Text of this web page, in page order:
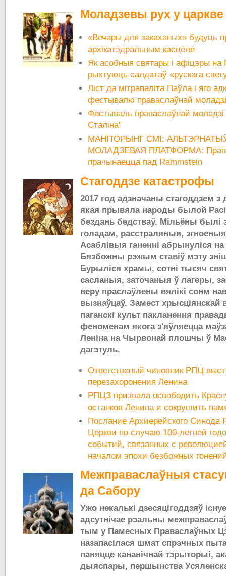
Моладзевы рух у царкве
«Вечары для закаханых» будуць
архікатэдральным касцёле
Як асобныя святары і афіцэры на
рыхтуюць салдатаў «рускага
Ліст да мітрапаліта Паўла і яго
фестывалю праваслаўнай моладзі
Фестываль праваслаўнай моладзі
Сталіна"
МАНІТОРЫНГ СМІ:
МОЛАДЗЕВАЯ ПЛАТФОРМА:
прачынаецца пад Rammstein
Стагоддзе катастрофы
2017 год адзначаны стагоддзем
якая прывяла народы былой
бездань бедстваў. Мільёны былі
голадам, расстраляныя,
Асаблівыя ганенні абрынуліся на
Бязбожны рэжым ставіў мэту
Бурыліся храмы, сотні тысяч
сасланыя, заточаныя ў лагеры,
веру праслаўлены вялікі сонм
вызнаўцаў. Замест
паганскі культ пакланення
феноменам якога з'яўляецца
Леніна на Чырвонай плошчы ў
дагэтуль.
Ответственый чиновник РПЦ
перезахоронения Ленина
РПЦЗ призвала освободить
останков Ленина и сокрушить
Послание Архиерейского Синода
Церкви по случаю 100-летней
событий, связанных с
началом эпохи безбожных
Межправаслаўныя
да Сабору
Ужо некалькі дзесяцігоддзяў
адсутнічае рэальны
тым у Памесных Праваслаўных
назапасілася шмат спрэчных
паняцце кананічнай тэрыторыі,
дыяспары, першынства